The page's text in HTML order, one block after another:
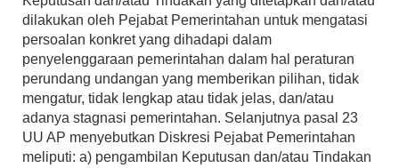
dilakukan oleh Pejabat Pemerintahan untuk mengatasi
persoalan konkret yang dihadapi dalam
penyelenggaraan pemerintahan dalam hal peraturan
perundang undangan yang memberikan pilihan, tidak
mengatur, tidak lengkap atau tidak jelas, dan/atau
adanya stagnasi pemerintahan. Selanjutnya pasal 23
UU AP menyebutkan Diskresi Pejabat Pemerintahan
meliputi: a) pengambilan Keputusan dan/atau Tindakan